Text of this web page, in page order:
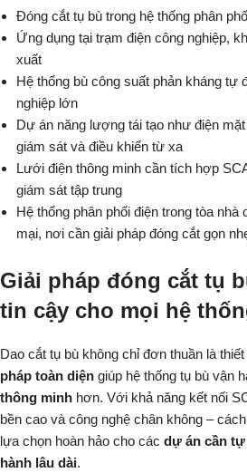
Đóng cắt tụ bù trong hệ thống phân
Ứng dụng tại trạm điện công nghiệp,
xuất
Hệ thống bù công suất phản kháng tự
nghiệp lớn
Dự án năng lượng tái tạo như điện
giám sát và điều khiển từ xa
Lưới điện thông minh cần tích hợp
giám sát tập trung
Hệ thống phân phối điện trong tòa
mại, nơi cần giải pháp đóng cắt gọn
Giải pháp đóng cắt tụ
tin cậy cho mọi hệ
Dao cắt tụ bù không chỉ đơn thuần là
pháp toàn diện giúp hệ thống tụ bù vận
thông minh hơn. Với khả năng kết nối
bền cao và công nghệ chân không –
lựa chọn hoàn hảo cho các dự án cần
hành lâu dài.